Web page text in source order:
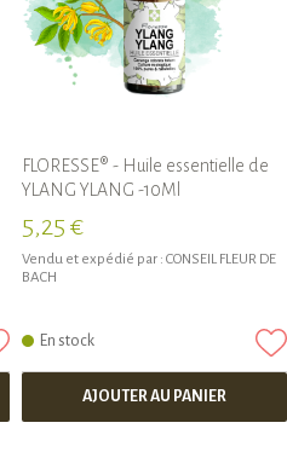
FLORESSE® - Huile essentielle de
YLANG YLANG -10Ml
5,25 €
Vendu et expédié par : CONSEIL FLEUR DE
BACH
En stock
AJOUTER AU PANIER